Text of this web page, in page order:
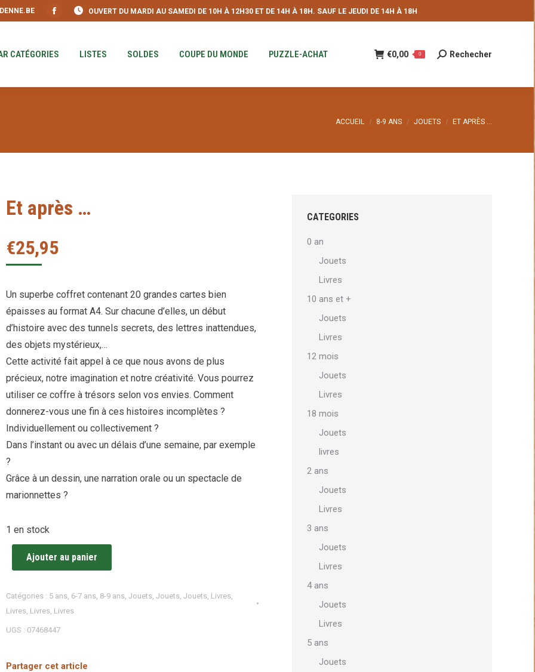
Facebook
opens
OUVERT DU MARDI AU SAMEDI DE 10H À 12H30 ET DE 14H À 18H. SAUF LE JEUDI DE 14H À 18H
CATÉGORIES LISTES SOLDES COUPE DU MONDE PUZZLE-ACHAT €0,00 0
Recherche
Rechecher
Vous êtes ici :
ACCUEIL 8-9 ANS JOUETS ET APRÈS …
Et après …
€25,95
Un superbe coffret contenant 20 grandes cartes bien
épaisses au format A4. Sur chacune d’elles, un début
d’histoire avec des tunnels secrets, des lettres inattendues,
des objets mystérieux,…
Cette activité fait appel à ce que nous avons de plus
précieux, notre imagination et notre créativité. Vous pourrez
utiliser ce coffre à trésors selon vos envies. Comment
donnerez-vous une fin à ces histoires incomplètes ?
Individuellement ou collectivement ?
Dans l’instant ou avec un délais d’une semaine, par exemple
?
Grâce à un dessin, une narration orale ou un spectacle de
marionnettes ?
1 en stock
Ajouter au panier
Catégories : 5 ans, 6-7 ans, 8-9 ans, Jouets, Jouets, Jouets, Livres,
Livres, Livres, Livres
UGS : 07468447
Partager cet article
CATEGORIES
0 an
Jouets
Livres
10 ans et +
Jouets
Livres
12 mois
Jouets
Livres
18 mois
Jouets
livres
2 ans
Jouets
Livres
3 ans
Jouets
Livres
4 ans
Jouets
Livres
5 ans
Jouets
PAR CATÉGORIES LISTES SOLDES COUPE DU MONDE
: